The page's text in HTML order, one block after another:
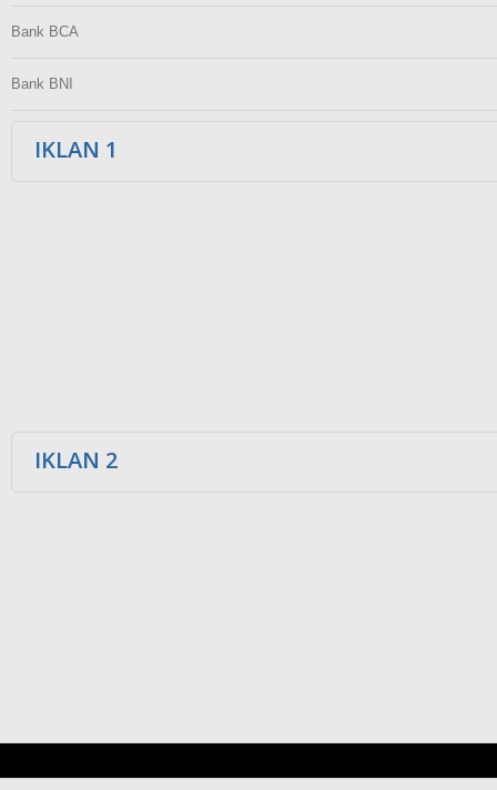
Bank BCA
Bank BNI
IKLAN 1
IKLAN 2